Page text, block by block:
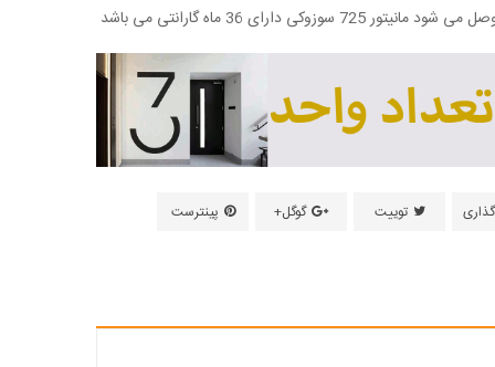
725 سوزوکی دارای 36 ماه گارانتی می باشد
توییت گوگل+ پینترست